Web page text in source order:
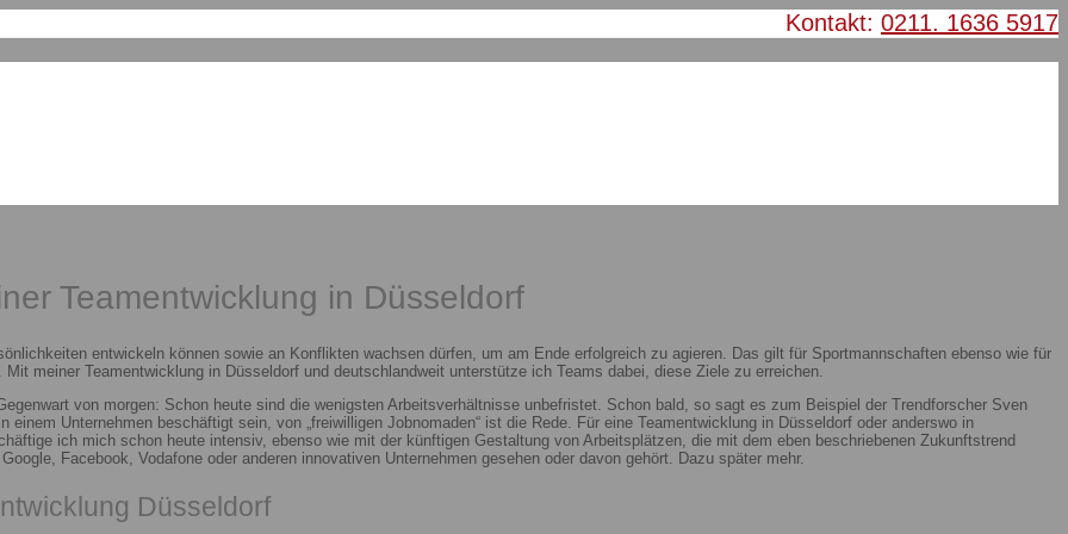
Kontakt: 0211. 1636 5917
Teamentwicklung in Düsseldorf
entwickeln können sowie an Konflikten wachsen dürfen, um am Ende erfolgreich zu agieren. Das gilt für Sportmannschaften ebenso wie für
meiner Teamentwicklung in Düsseldorf und deutschlandweit unterstütze ich Teams dabei, diese Ziele zu erreichen.
von morgen: Schon heute sind die wenigsten Arbeitsverhältnisse unbefristet. Schon bald, so sagt es zum Beispiel der Trendforscher Sven
Unternehmen beschäftigt sein, von „freiwilligen Jobnomaden“ ist die Rede. Für eine Teamentwicklung in Düsseldorf oder anderswo in
ich mich schon heute intensiv, ebenso wie mit der künftigen Gestaltung von Arbeitsplätzen, die mit dem eben beschriebenen Zukunftstrend
Facebook, Vodafone oder anderen innovativen Unternehmen gesehen oder davon gehört. Dazu später mehr.
Düsseldorf